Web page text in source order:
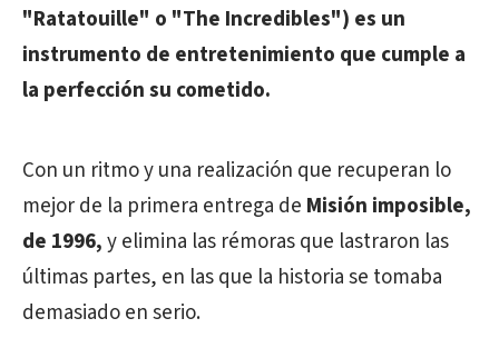
"Ratatouille" o "The Incredibles") es un
instrumento de entretenimiento que cumple a
la perfección su cometido.
Con un ritmo y una realización que recuperan lo
mejor de la primera entrega de Misión imposible,
de 1996,y elimina las rémoras que lastraron las
últimas partes, en las que la historia se tomaba
demasiado en serio.